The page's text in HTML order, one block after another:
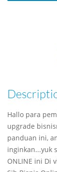
Hallo para
upgrade
panduan ini,
inginkan...yuk
ONLINE ini Di